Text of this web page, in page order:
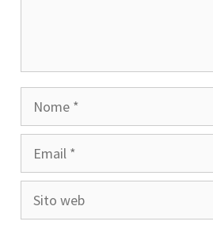
Nome
Email
Sito
web